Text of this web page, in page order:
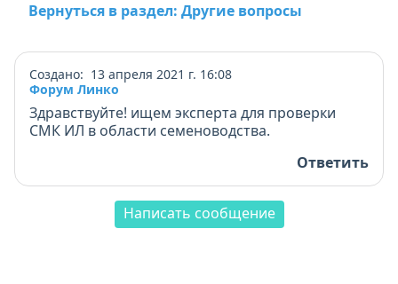
Вернуться в раздел: Другие вопросы
Создано: 13 апреля 2021 г. 16:08
Форум Линко
Здравствуйте! ищем эксперта для проверки
СМК ИЛ в области семеноводства.
Ответить
Написать сообщение